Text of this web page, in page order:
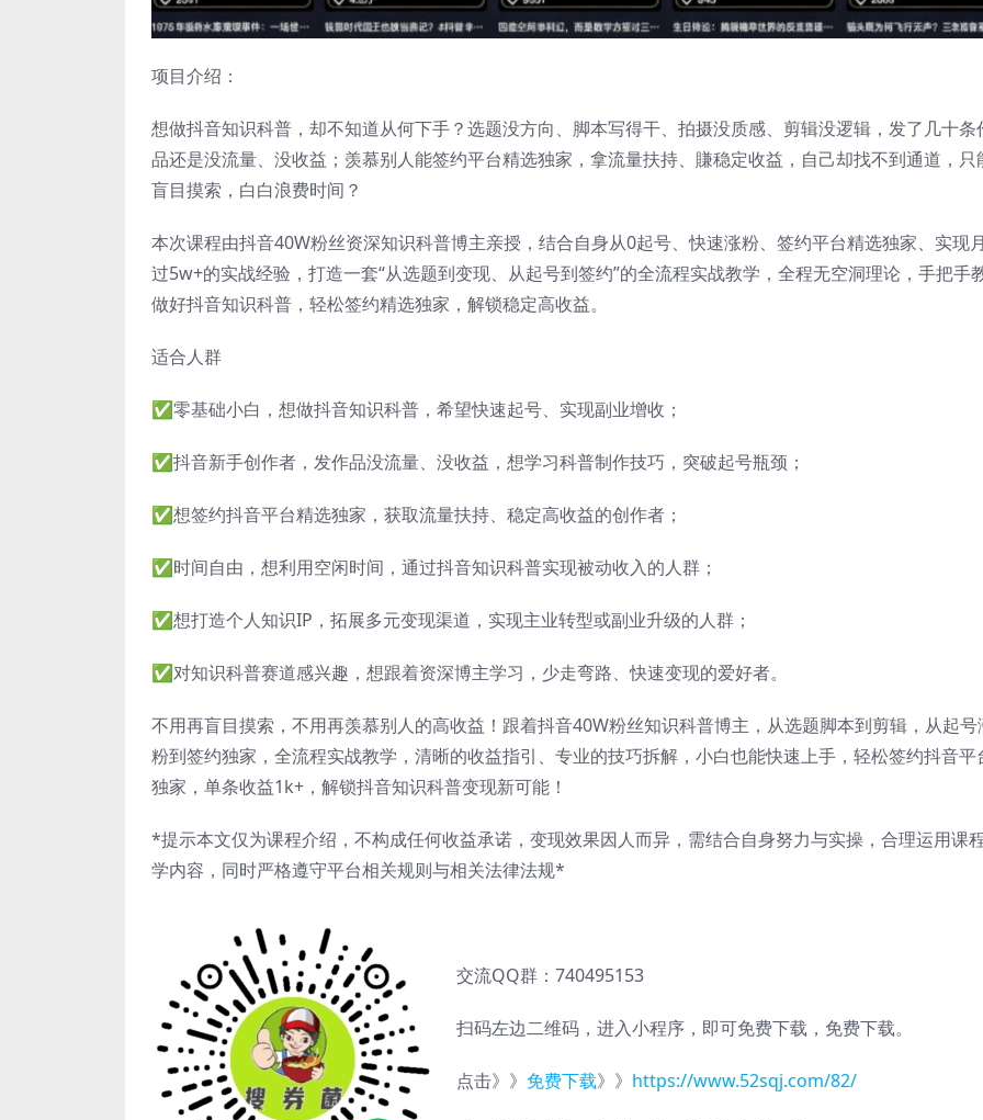
项目介绍：
想做抖音知识科普，却不知道从何下手？选题没方向、脚本写得干、拍摄没质感、剪辑没逻辑，发了几十条
品还是没流量、没收益；羡慕别人能签约平台精选独家，拿流量扶持、賺稳定收益，自己却找不到通道，只
盲目摸索，白白浪费时间？
本次课程由抖音40W粉丝资深知识科普博主亲授，结合自身从0起号、快速涨粉、签约平台精选独家、实现
过5w+的实战经验，打造一套“从选题到变现、从起号到签约”的全流程实战教学，全程无空洞理论，手把手
做好抖音知识科普，轻松签约精选独家，解锁稳定高收益。
适合人群
✅零基础小白，想做抖音知识科普，希望快速起号、实现副业增收；
✅抖音新手创作者，发作品没流量、没收益，想学习科普制作技巧，突破起号瓶颈；
✅想签约抖音平台精选独家，获取流量扶持、稳定高收益的创作者；
✅时间自由，想利用空闲时间，通过抖音知识科普实现被动收入的人群；
✅想打造个人知识IP，拓展多元变现渠道，实现主业转型或副业升级的人群；
✅对知识科普赛道感兴趣，想跟着资深博主学习，少走弯路、快速变现的爱好者。
不用再盲目摸索，不用再羡慕别人的高收益！跟着抖音40W粉丝知识科普博主，从选题脚本到剪辑，从起号
粉到签约独家，全流程实战教学，清晰的收益指引、专业的技巧拆解，小白也能快速上手，轻松签约抖音平
独家，单条收益1k+，解锁抖音知识科普变现新可能！
*提示本文仅为课程介绍，不构成任何收益承诺，变现效果因人而异，需结合自身努力与实操，合理运用课
学内容，同时严格遵守平台相关规则与相关法律法规*
交流QQ群：740495153
扫码左边二维码，进入小程序，即可免费下载，免费下载。
点击》》 免费下载》》 https://www.52sqj.com/82/